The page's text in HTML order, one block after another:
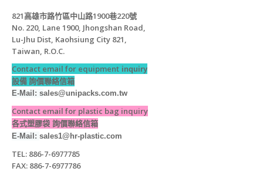
821高雄市路竹區中山路1900巷220號
No. 220, Lane 1900, Jhongshan Road,
Lu-Jhu Dist, Kaohsiung City 821,
Taiwan, R.O.C.
Contact email for equipment inquiry
設備 詢價聯絡信箱
E-Mail: sales@unipacks.com.tw
Contact email for plastic bag inquiry
各式塑膠袋 詢價聯絡信箱
E-Mail: sales1@hr-plastic.com
TEL: 886-7-6977785
FAX: 886-7-6977786